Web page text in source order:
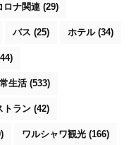
ロナ関連 (29)
バス (25) ホテル(34)
生活(533)
トラン (42)
ワルシャワ観光 (166)